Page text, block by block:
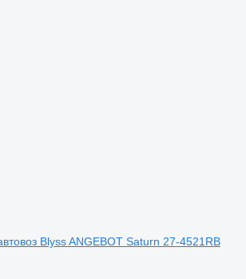
Blyss ANGEBOT Saturn 27-4521RB